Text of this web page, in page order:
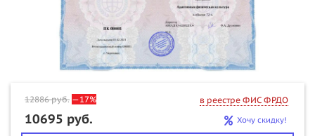
12886руб. —17% в реестре ФИС ФРДО
10695 руб. Хочу скидку!